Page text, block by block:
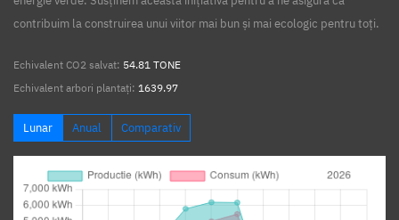
contribuim la construirea unui viitor mai bun și mai ecologic pentru toți.
Echivalent CO2 salvat: 54.81 TONE
Echivalent arbori plantați: 1639.97
Lunar Anual Comparativ